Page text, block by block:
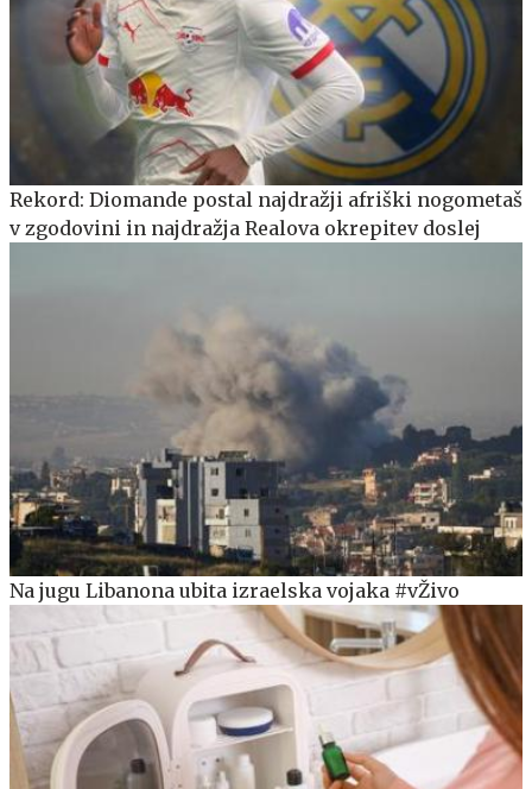
Rekord: Diomande postal najdražji afriški nogometaš
v zgodovini in najdražja Realova okrepitev doslej
Na jugu Libanona ubita izraelska vojaka #vŽivo